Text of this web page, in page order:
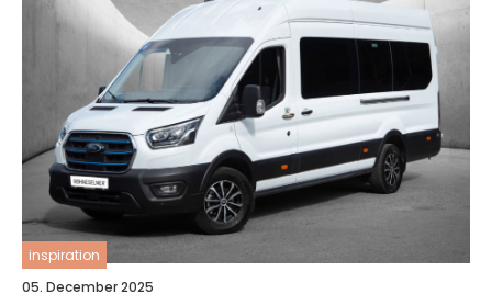
inspiration
05. December 2025